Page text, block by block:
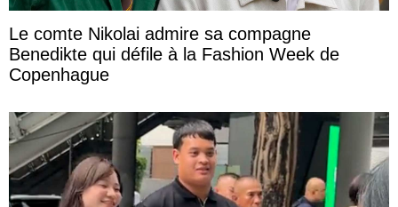
Le comte Nikolai admire sa compagne
Benedikte qui défile à la Fashion Week de
Copenhague